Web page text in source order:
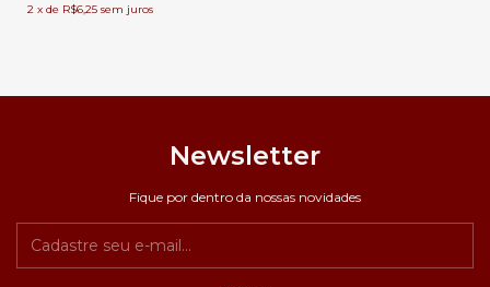
2 x de R$6,25 sem juros
Newsletter
Fique por dentro da nossas novidades